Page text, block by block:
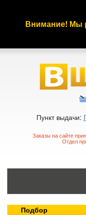
Внимание! Мы
Пункт выдачи:
Заказы на сайте
Отдел
Подбор